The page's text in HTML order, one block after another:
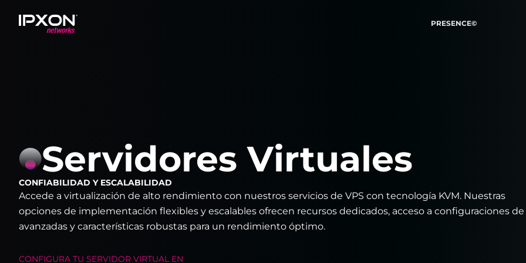
Header PRESENCE©
Servidores Virtuales
CONFIABILIDAD Y ESCALABILIDAD
Accede a virtualización de alto rendimiento con nuestros servicios de VPS con tecnología KVM. Nuestras
opciones de implementación flexibles y escalables ofrecen recursos dedicados, acceso a configuraciones
avanzadas y características robustas para un rendimiento óptimo.
CONFIGURA TU SERVIDOR VIRTUAL EN